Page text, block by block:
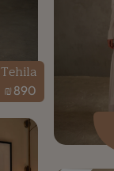
890
₪
Tehila